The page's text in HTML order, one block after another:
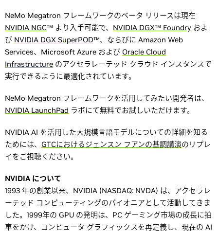
NeMo Megatron フレームワークのベータ リリースは現在
NVIDIA NGC™ より入手可能で、 NVIDIA DGX™ Foundry およ
び NVIDIA DGX SuperPOD™、ならびに Amazon Web
Services、Microsoft Azure および Oracle Cloud
Infrastructure のアクセラレーテッド クラウド インスタンスで
実行できるように最適化されています。
NeMo Megatron フレームワークを活用してみたい開発者は、
NVIDIA LaunchPad ラボにて無料でお試しいただけます。
NVIDIA AI を活用した大規模言語モデルについての詳細を知る
ためには、 GTCにおけるジェンスン フアンの基調講演のリプレ
イをご視聴ください。
NVIDIA について
1993 年の創業以来、NVIDIA (NASDAQ: NVDA) は、アクセラレ
ーテッド コンピューティングのパイオニアとして活動してきま
した。1999年の GPU の発明は、PC ゲーミング市場の成長に拍
車をかけ、コンピュータ グラフィックスを再定義し、現在の AI